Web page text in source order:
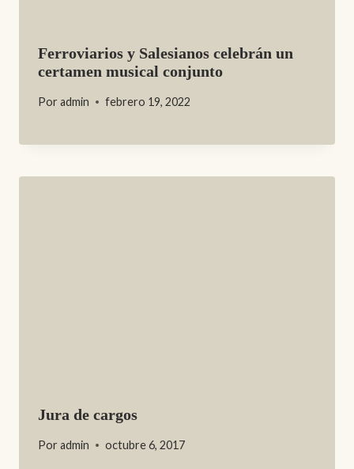
Ferroviarios y Salesianos celebrán un
certamen musical conjunto
Por admin febrero 19, 2022
Jura de cargos
Por admin octubre 6, 2017